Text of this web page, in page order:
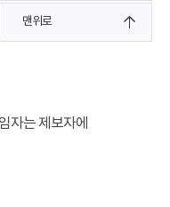
맨위로
자는 제보자에